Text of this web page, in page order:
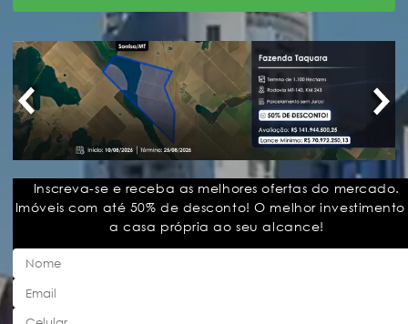
Inscreva-se e receba as melhores ofertas do mercado.
Imóveis com até 50% de desconto! O melhor
a casa própria ao seu alcance!